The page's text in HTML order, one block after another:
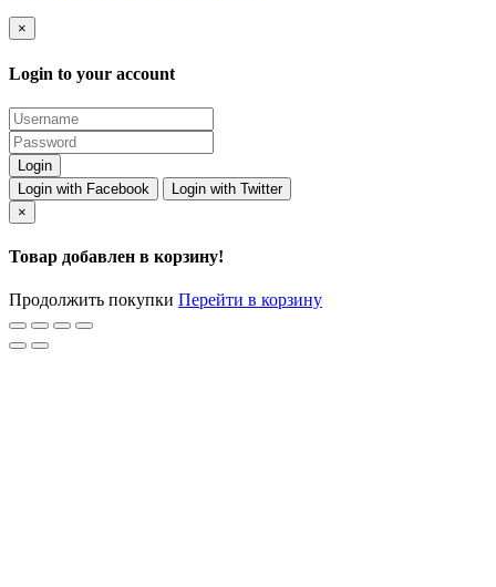
×
Login to your account
Login with Facebook
Login with Twitter
×
Товар добавлен в корзину!
Продолжить покупки Перейти в корзину